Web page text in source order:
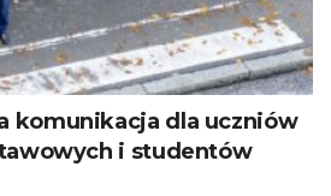
komunikacja dla uczniów
i studentów